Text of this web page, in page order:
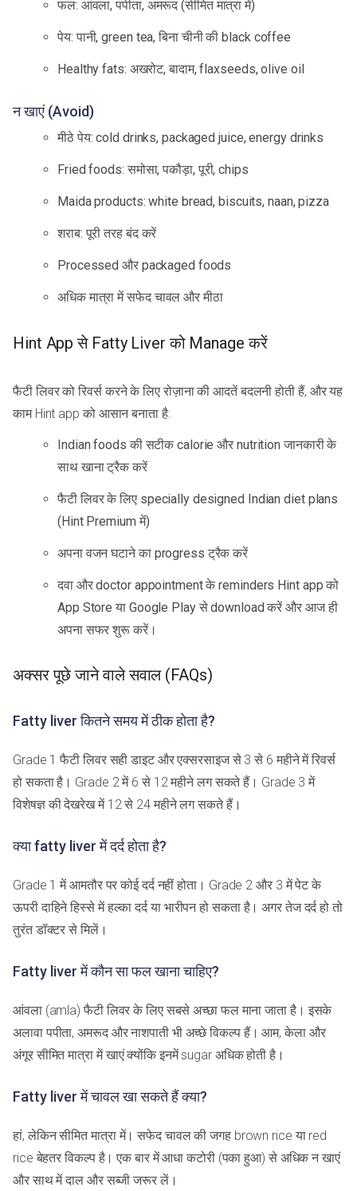
फल: आंवला, पपीता, अमरूद (सीमित मात्रा में)
पेय: पानी, green tea, बिना चीनी की black coffee
Healthy fats: अखरोट, बादाम, flaxseeds, olive oil
न खाएं (Avoid)
मीठे पेय: cold drinks, packaged juice, energy drinks
Fried foods: समोसा, पकौड़ा, पूरी, chips
Maida products: white bread, biscuits, naan, pizza
शराब: पूरी तरह बंद करें
Processed और packaged foods
अधिक मात्रा में सफेद चावल और मीठा
Hint App से Fatty Liver को Manage करें
फैटी लिवर को रिवर्स करने के लिए रोज़ाना की आदतें बदलनी होती हैं, और यह
काम Hint app को आसान बनाता है:
Indian foods की सटीक calorie और nutrition जानकारी के
साथ खाना ट्रैक करें
फैटी लिवर के लिए specially designed Indian diet plans
(Hint Premium में)
अपना वजन घटाने का progress ट्रैक करें
दवा और doctor appointment के reminders Hint app को
App Store या Google Play से download करें और आज ही
अपना सफर शुरू करें।
अक्सर पूछे जाने वाले सवाल (FAQs)
Fatty liver कितने समय में ठीक होता है?
Grade 1 फैटी लिवर सही डाइट और एक्सरसाइज से 3 से 6 महीने में रिवर्स
हो सकता है। Grade 2 में 6 से 12 महीने लग सकते हैं। Grade 3 में
विशेषज्ञ की देखरेख में 12 से 24 महीने लग सकते हैं।
क्या fatty liver में दर्द होता है?
Grade 1 में आमतौर पर कोई दर्द नहीं होता। Grade 2 और 3 में पेट के
ऊपरी दाहिने हिस्से में हल्का दर्द या भारीपन हो सकता है। अगर तेज दर्द हो तो
तुरंत डॉक्टर से मिलें।
Fatty liver में कौन सा फल खाना चाहिए?
आंवला (amla) फैटी लिवर के लिए सबसे अच्छा फल माना जाता है। इसके
अलावा पपीता, अमरूद और नाशपाती भी अच्छे विकल्प हैं। आम, केला और
अंगूर सीमित मात्रा में खाएं क्योंकि इनमें sugar अधिक होती है।
Fatty liver में चावल खा सकते हैं क्या?
हां, लेकिन सीमित मात्रा में। सफेद चावल की जगह brown rice या red
rice बेहतर विकल्प है। एक बार में आधा कटोरी (पका हुआ) से अधिक न खाएं
और साथ में दाल और सब्जी जरूर लें।